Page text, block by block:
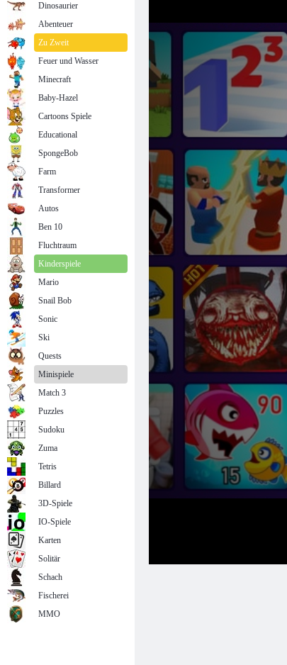
Dinosaurier
Abenteuer
Zu Zweit
Feuer und Wasser
Minecraft
Baby-Hazel
Cartoons Spiele
Educational
SpongeBob
Farm
Transformer
Autos
Ben 10
Fluchtraum
Kinderspiele
Mario
Snail Bob
Sonic
Ski
Quests
Minispiele
Match 3
Puzzles
Sudoku
Zuma
Tetris
Billard
3D-Spiele
IO-Spiele
Karten
Solitär
Schach
Fischerei
MMO